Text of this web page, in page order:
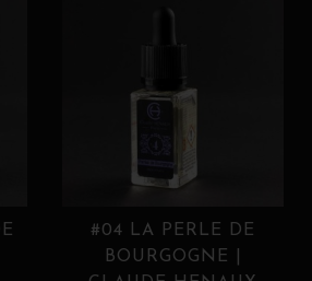
#04 LA PERLE DE
BOURGOGNE |